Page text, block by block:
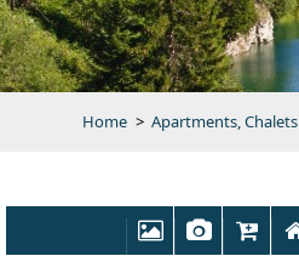
Home > Apartments, Chalets